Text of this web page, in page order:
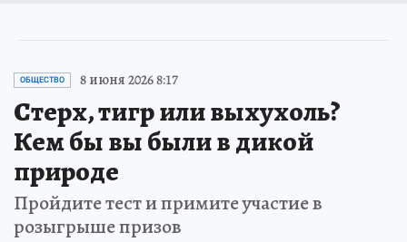
ОБЩЕСТВО 8 июня 2026 8:17
Стерх, тигр или выхухоль?
Кем бы вы были в дикой
природе
Пройдите тест и примите участие в
розыгрыше призов